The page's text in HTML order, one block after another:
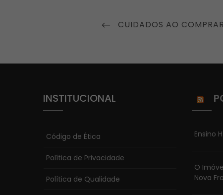
Navegação
PREVIOUS
CUIDADOS AO
INSTITUCIONAL
Código de Ética
Política de Privacidade
Política de Qualidade
Ensino
O
Nova